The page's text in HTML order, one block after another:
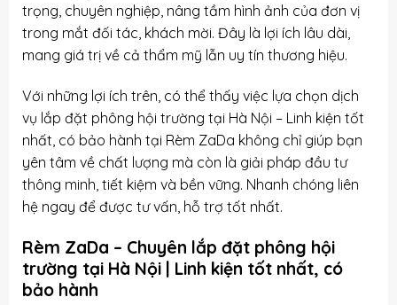
trọng, chuyên nghiệp, nâng tầm hình ảnh của đơn vị
trong mắt đối tác, khách mời. Đây là lợi ích lâu dài,
mang giá trị về cả thẩm mỹ lẫn uy tín thương hiệu.
Với những lợi ích trên, có thể thấy việc lựa chọn dịch
vụ lắp đặt phông hội trường tại Hà Nội – Linh kiện tốt
nhất, có bảo hành tại Rèm ZaDa không chỉ giúp bạn
yên tâm về chất lượng mà còn là giải pháp đầu tư
thông minh, tiết kiệm và bền vững. Nhanh chóng liên
hệ ngay để được tư vấn, hỗ trợ tốt nhất.
Rèm ZaDa – Chuyên lắp đặt phông hội
trường tại Hà Nội | Linh kiện tốt nhất, có
bảo hành